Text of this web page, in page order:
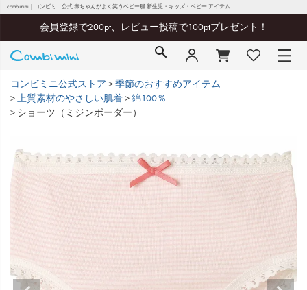
combimini｜コンビミニ公式 赤ちゃんがよく笑うベビー服 新生児・キッズ・ベビー アイテム
会員登録で200pt、レビュー投稿で100ptプレゼント！
コンビミニ公式ストア
季節のおすすめアイテム
上質素材のやさしい肌着
綿100％
ショーツ（ミジンボーダー）